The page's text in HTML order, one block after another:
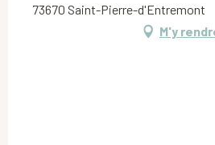
73670 Saint-Pierre-d'Entremont
M'y